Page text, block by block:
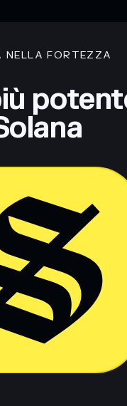
NELLA FORTEZZA